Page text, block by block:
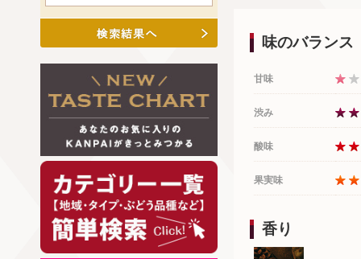
味のバランス
甘味
渋み
酸味
果実味
香り